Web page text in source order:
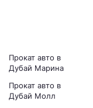
Прокат авто в
Дубай Марина
Прокат авто в
Дубай Молл